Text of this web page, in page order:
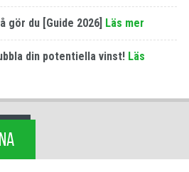
gör du [Guide 2026] Läs mer
din potentiella vinst! Läs